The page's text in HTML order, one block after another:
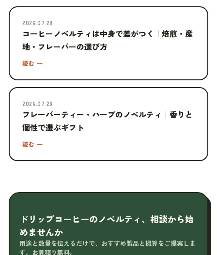
2026.07.28
コーヒーノベルティは中身で差がつく｜焙煎・産
地・フレーバーの選び方
読む →
2026.07.28
フレーバーティー・ハーブのノベルティ｜香りと
個性で選ぶギフト
読む →
ドリップコーヒーのノベルティ、相談から始
めませんか
用途と数量を伝えるだけで、おすすめ製品と概算をご提案しま
す。お見積り無料。